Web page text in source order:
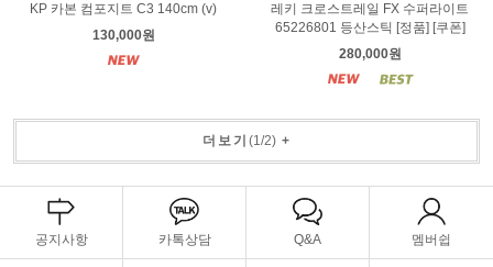
KP 카본 컴포지트 C3 140cm (v)
130,000원
레키 크로스트레일 FX 수퍼라이트
65226801 등산스틱 [정품] [쿠폰]
280,000원
더보기 (1/2)+
공지사항 카톡상담 Q&A 멤버쉽